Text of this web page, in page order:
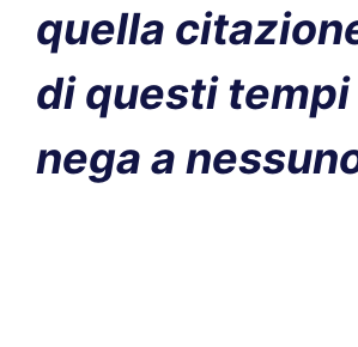
quella
di questi tempi
nega a